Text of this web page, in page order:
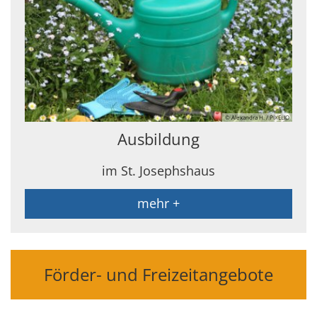
© Alexandra H. / PIXELIO
Ausbildung
im St. Josephshaus
mehr +
Förder- und Freizeitangebote